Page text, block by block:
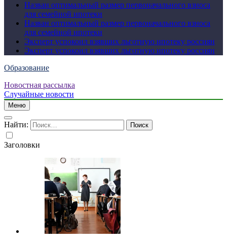
Назван оптимальный размер первоначального взноса
для семейной ипотеки
Назван оптимальный размер первоначального взноса
для семейной ипотеки
Эксперт успокоил взявших льготную ипотеку россиян
Эксперт успокоил взявших льготную ипотеку россиян
Образование
Новостная рассылка
Случайные новости
Меню
Найти:
Заголовки